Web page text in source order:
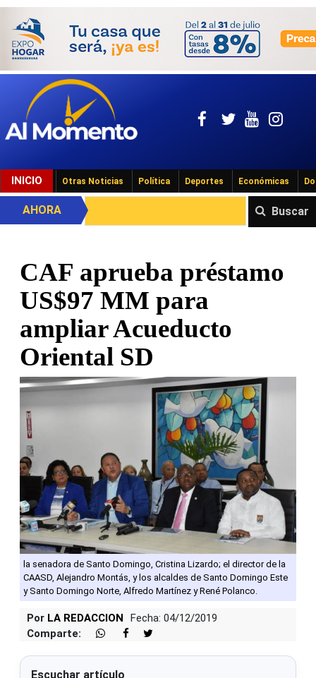
INICIO Otras Noticias Política Deportes Económicas
Buscar
AHORA
CAF aprueba préstamo
US$97 MM para
ampliar Acueducto
Oriental SD
la senadora de Santo Domingo, Cristina Lizardo; el director de la
CAASD, Alejandro Montás, y los alcaldes de Santo Domingo Este
y Santo Domingo Norte, Alfredo Martínez y René Polanco.
Por LA REDACCION
Fecha: 04/12/2019
Comparte:
Escuchar artículo